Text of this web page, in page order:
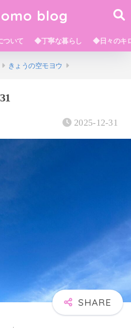
blog
ついて ◆丁寧な暮らし ◆日々のキ
きょうの空モヨウ
2025-12-31